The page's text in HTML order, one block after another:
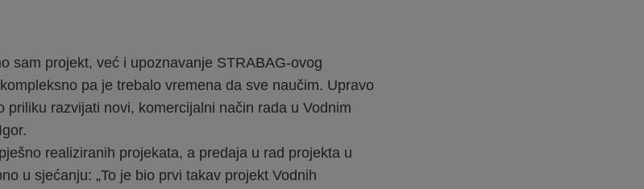
sam projekt, već i upoznavanje STRABAG-ovog
pa je trebalo vremena da sve naučim. Upravo
priliku razvijati novi, komercijalni način rada u Vodnim
realiziranih projekata, a predaja u rad projekta u
u sjećanju: „To je bio prvi takav projekt Vodnih